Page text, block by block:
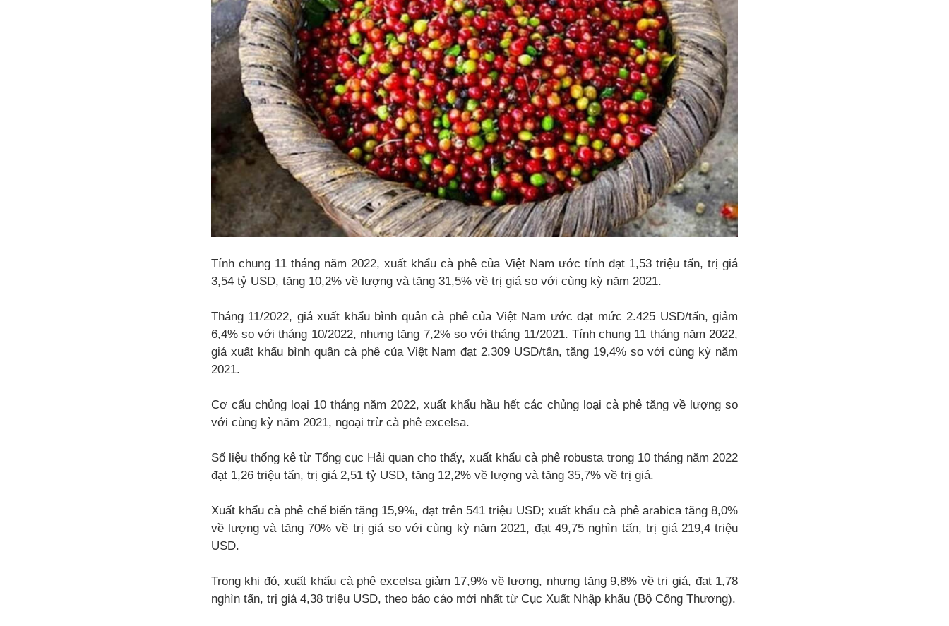
Tính chung 11 tháng năm 2022, xuất khẩu cà phê của Việt Nam ước tính đạt 1,53 triệu tấn, trị giá
3,54 tỷ USD, tăng 10,2% về lượng và tăng 31,5% về trị giá so với cùng kỳ năm 2021.
Tháng 11/2022, giá xuất khẩu bình quân cà phê của Việt Nam ước đạt mức 2.425 USD/tấn, giảm
6,4% so với tháng 10/2022, nhưng tăng 7,2% so với tháng 11/2021. Tính chung 11 tháng năm 2022,
giá xuất khẩu bình quân cà phê của Việt Nam đạt 2.309 USD/tấn, tăng 19,4% so với cùng kỳ năm
2021.
Cơ cấu chủng loại 10 tháng năm 2022, xuất khẩu hầu hết các chủng loại cà phê tăng về lượng so
với cùng kỳ năm 2021, ngoại trừ cà phê excelsa.
Số liệu thống kê từ Tổng cục Hải quan cho thấy, xuất khẩu cà phê robusta trong 10 tháng năm 2022
đạt 1,26 triệu tấn, trị giá 2,51 tỷ USD, tăng 12,2% về lượng và tăng 35,7% về trị giá.
Xuất khẩu cà phê chế biến tăng 15,9%, đạt trên 541 triệu USD; xuất khẩu cà phê arabica tăng 8,0%
về lượng và tăng 70% về trị giá so với cùng kỳ năm 2021, đạt 49,75 nghìn tấn, trị giá 219,4 triệu
USD.
Trong khi đó, xuất khẩu cà phê excelsa giảm 17,9% về lượng, nhưng tăng 9,8% về trị giá, đạt 1,78
nghìn tấn, trị giá 4,38 triệu USD, theo báo cáo mới nhất từ Cục Xuất Nhập khẩu (Bộ Công Thương).